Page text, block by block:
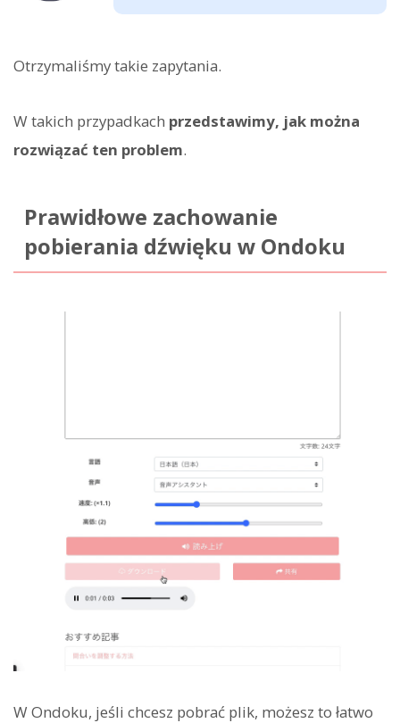
Otrzymaliśmy takie zapytania.
W takich przypadkach przedstawimy, jak można
rozwiązać ten problem.
Prawidłowe zachowanie
pobierania dźwięku w Ondoku
W Ondoku, jeśli chcesz pobrać plik, możesz to łatwo